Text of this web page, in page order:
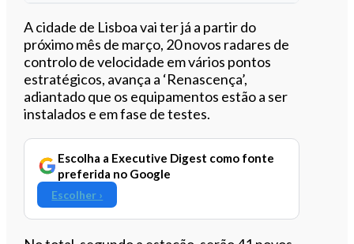
Ouvir este artigo
A cidade de Lisboa vai ter já a partir do
próximo mês de março, 20 novos radares de
controlo de velocidade em vários pontos
estratégicos, avança a ‘Renascença’,
adiantado que os equipamentos estão a ser
instalados e em fase de testes.
Escolha a Executive Digest como fonte
preferida no Google
Escolher ›